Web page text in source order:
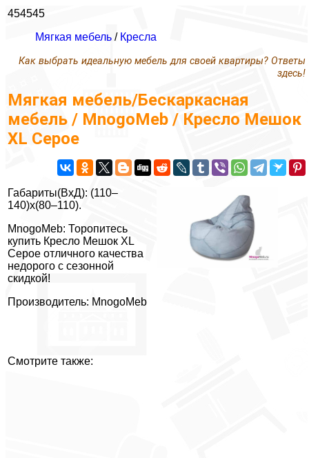
454545
Мягкая мебель / Кресла
Как выбрать идеальную мебель для своей квартиры? Ответы
здесь!
Мягкая мебель/Бескаркасная
мебель / MnogoMeb / Кресло Мешок
XL Серое
Габариты(ВxД): (110–
140)x(80–110).
MnogoMeb: Торопитесь
купить Кресло Мешок XL
Серое отличного качества
недорого с сезонной
скидкой!
Производитель: MnogoMeb
Смотрите также: